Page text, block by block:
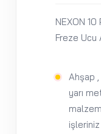
NEXON 10
Freze Ucu
Ahşap
yarı